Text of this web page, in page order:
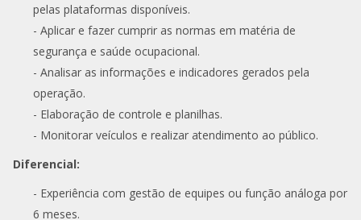
pelas plataformas disponíveis.
- Aplicar e fazer cumprir as normas em matéria de
segurança e saúde ocupacional.
- Analisar as informações e indicadores gerados pela
operação.
- Elaboração de controle e planilhas.
- Monitorar veículos e realizar atendimento ao público.
Diferencial:
- Experiência com gestão de equipes ou função análoga por
6 meses.